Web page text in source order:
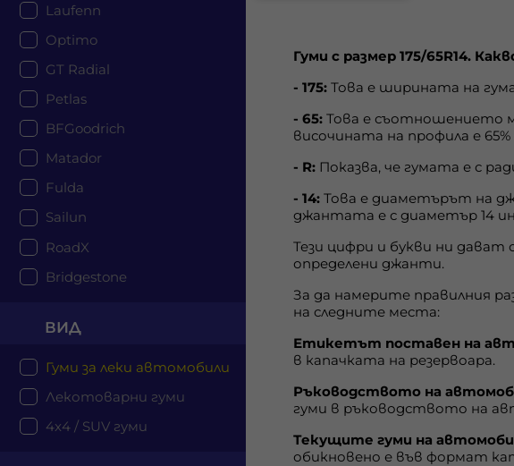
Laufenn
Optimo
GT Radial
Petlas
BFGoodrich
Matador
Fulda
Sailun
RoadX
Bridgestone
ВИД
Гуми за леки автомобили
Лекотоварни гуми
4x4 / SUV гуми
Гуми с размер 175/65R14.
- 175: Това е ширината на
- 65: Това е съотношението
височината на профила е
- R: Показва, че гумата е с
- 14: Това е диаметърът на
джантата е с диаметър 14
Тези цифри и букви ни
определени джанти.
За да намерите правилния
на следните места:
Етикетът поставен на
в капачката на резервоара.
Ръководството на
гуми в ръководството на
Текущите гуми на
обикновено е във формат